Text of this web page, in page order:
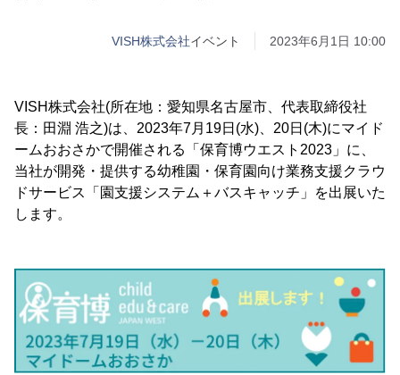
VISH株式会社イベント 2023年6月1日 10:00
VISH株式会社(所在地：愛知県名古屋市、代表取締役社
長：田淵 浩之)は、2023年7月19日(水)、20日(木)にマイド
ームおおさかで開催される「保育博ウエスト2023」に、
当社が開発・提供する幼稚園・保育園向け業務支援クラウ
ドサービス「園支援システム＋バスキャッチ」を出展いた
します。